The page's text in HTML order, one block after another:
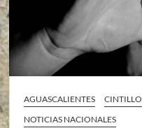
AGUASCALIENTES CINTILLO
NOTICIAS NACIONALES